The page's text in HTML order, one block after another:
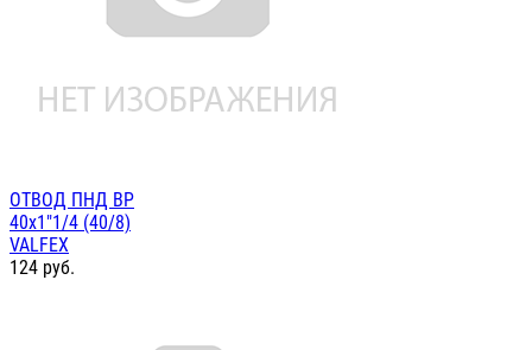
ОТВОД ПНД ВР
40х1"1/4 (40/8)
VALFEX
124 руб.